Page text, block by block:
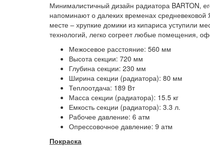
Минималистичный дизайн радиатора BARTON,
напоминают о далеких временах средневековой
месте – хрупкие домики из кипариса уступили
технологий, легко согреет любые помещения,
Межосевое расстояние: 560 мм
Высота секции: 720 мм
Глубина секции: 230 мм
Ширина секции (радиатора): 80 мм
Теплоотдача: 189 Вт
Масса секции (радиатора): 15.5 кг
Емкость секции (радиатора): 3.3 л.
Рабочее давление: 6 атм
Опрессовочное давление: 9 атм
Покраска